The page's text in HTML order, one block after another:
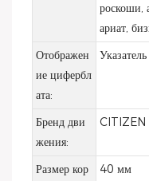
роскоши,
ариат,
Отображен
ие цифербл
ата:
Указатель
Бренд дви
жения:
CITIZEN
Размер кор
40 мм